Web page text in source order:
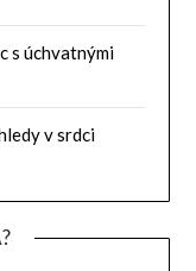
s úchvatnými
v srdci